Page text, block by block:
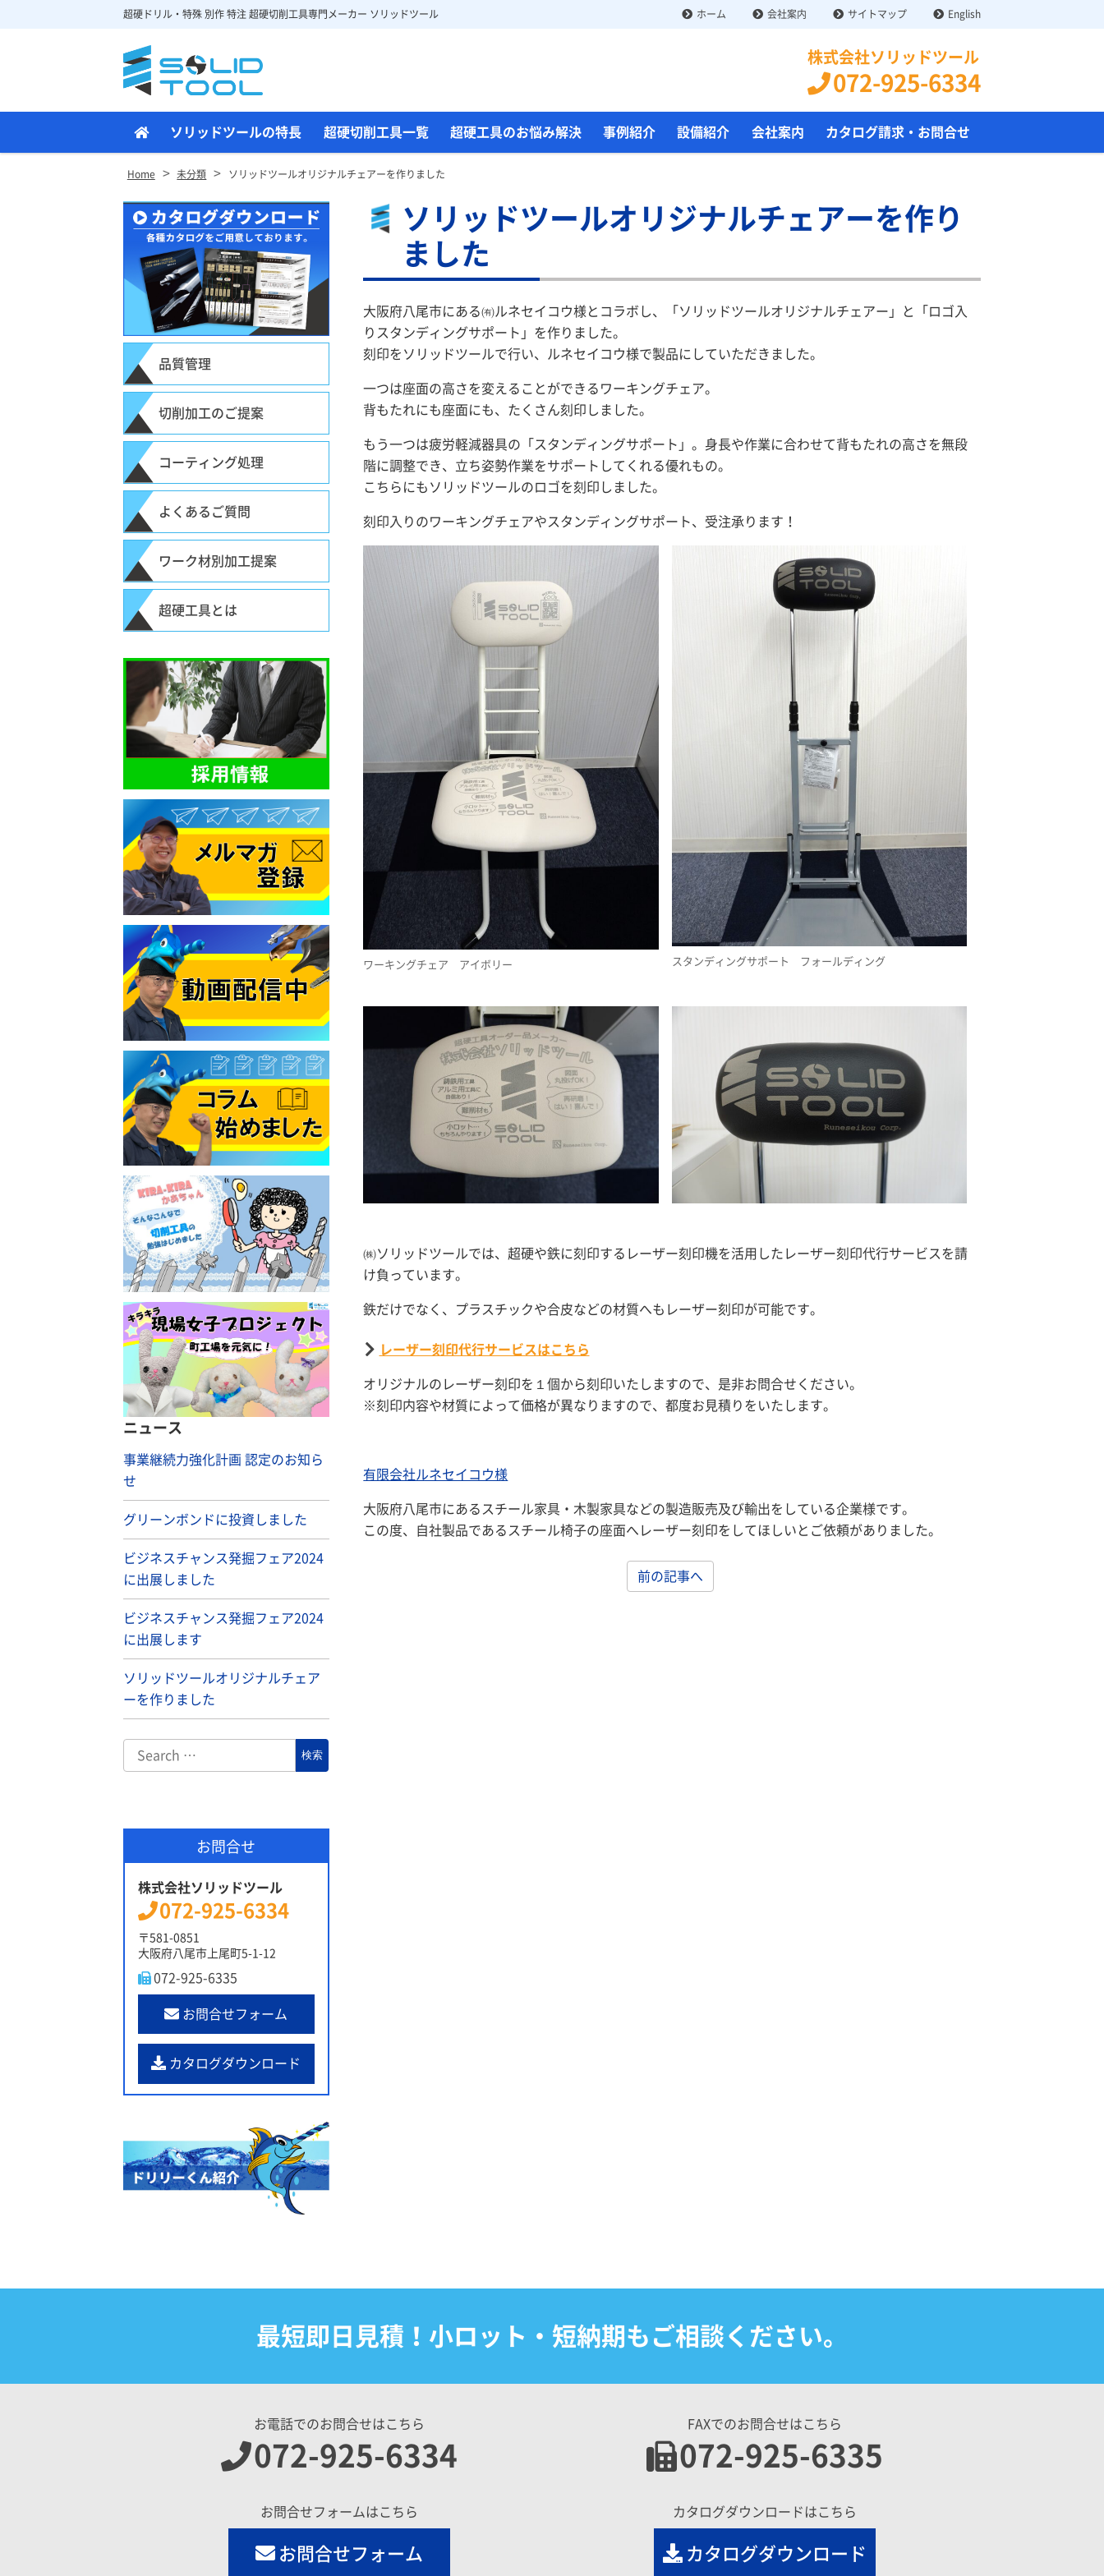
超硬ドリル・特殊 別作 特注 超硬切削工具専門メーカー ソリッドツール ホーム 会社案内 サイトマップ English
株式会社ソリッドツール
072-925-6334
ソリッドツールの特長 超硬切削工具一覧 超硬工具のお悩み解決 事例紹介 設備紹介 会社案内 カタログ請求・お問合せ
Home > 未分類 > ソリッドツールオリジナルチェアーを作りました
ソリッドツールオリジナルチェアーを作り
ました
大阪府八尾市にある㈲ルネセイコウ様とコラボし、「ソリッドツールオリジナルチェアー」と「ロゴ入
りスタンディングサポート」を作りました。
刻印をソリッドツールで行い、ルネセイコウ様で製品にしていただきました。
一つは座面の高さを変えることができるワーキングチェア。
背もたれにも座面にも、たくさん刻印しました。
もう一つは疲労軽減器具の「スタンディングサポート」。身長や作業に合わせて背もたれの高さを無段
階に調整でき、立ち姿勢作業をサポートしてくれる優れもの。
こちらにもソリッドツールのロゴを刻印しました。​​​
刻印入りのワーキングチェアやスタンディングサポート、受注承ります！
ワーキングチェア アイボリー スタンディングサポート フォールディング
㈱ソリッドツールでは、超硬や鉄に刻印するレーザー刻印機を活用したレーザー刻印代行サービスを請
け負っています。
鉄だけでなく、プラスチックや合皮などの材質へもレーザー刻印が可能です。
レーザー刻印代行サービスはこちら
オリジナルのレーザー刻印を１個から刻印いたしますので、是非お問合せください。
※刻印内容や材質によって価格が異なりますので、都度お見積りをいたします。
有限会社ルネセイコウ様
大阪府八尾市にあるスチール家具・木製家具などの製造販売及び輸出をしている企業様です。
この度、自社製品であるスチール椅子の座面へレーザー刻印をしてほしいとご依頼がありました。
前の記事へ
品質管理
切削加工のご提案
コーティング処理
よくあるご質問
ワーク材別加工提案
超硬工具とは
ニュース
事業継続力強化計画 認定のお知ら
せ
グリーンボンドに投資しました
ビジネスチャンス発掘フェア2024
に出展しました
ビジネスチャンス発掘フェア2024
に出展します
ソリッドツールオリジナルチェア
ーを作りました
お問合せ
株式会社ソリッドツール
072-925-6334
〒581-0851
大阪府八尾市上尾町5-1-12
072-925-6335
お問合せフォーム
カタログダウンロード
最短即日見積！小ロット・短納期もご相談ください。
お電話でのお問合せはこちら
072-925-6334
FAXでのお問合せはこちら
072-925-6335
お問合せフォームはこちら
お問合せフォーム
カタログダウンロードはこちら
カタログダウンロード